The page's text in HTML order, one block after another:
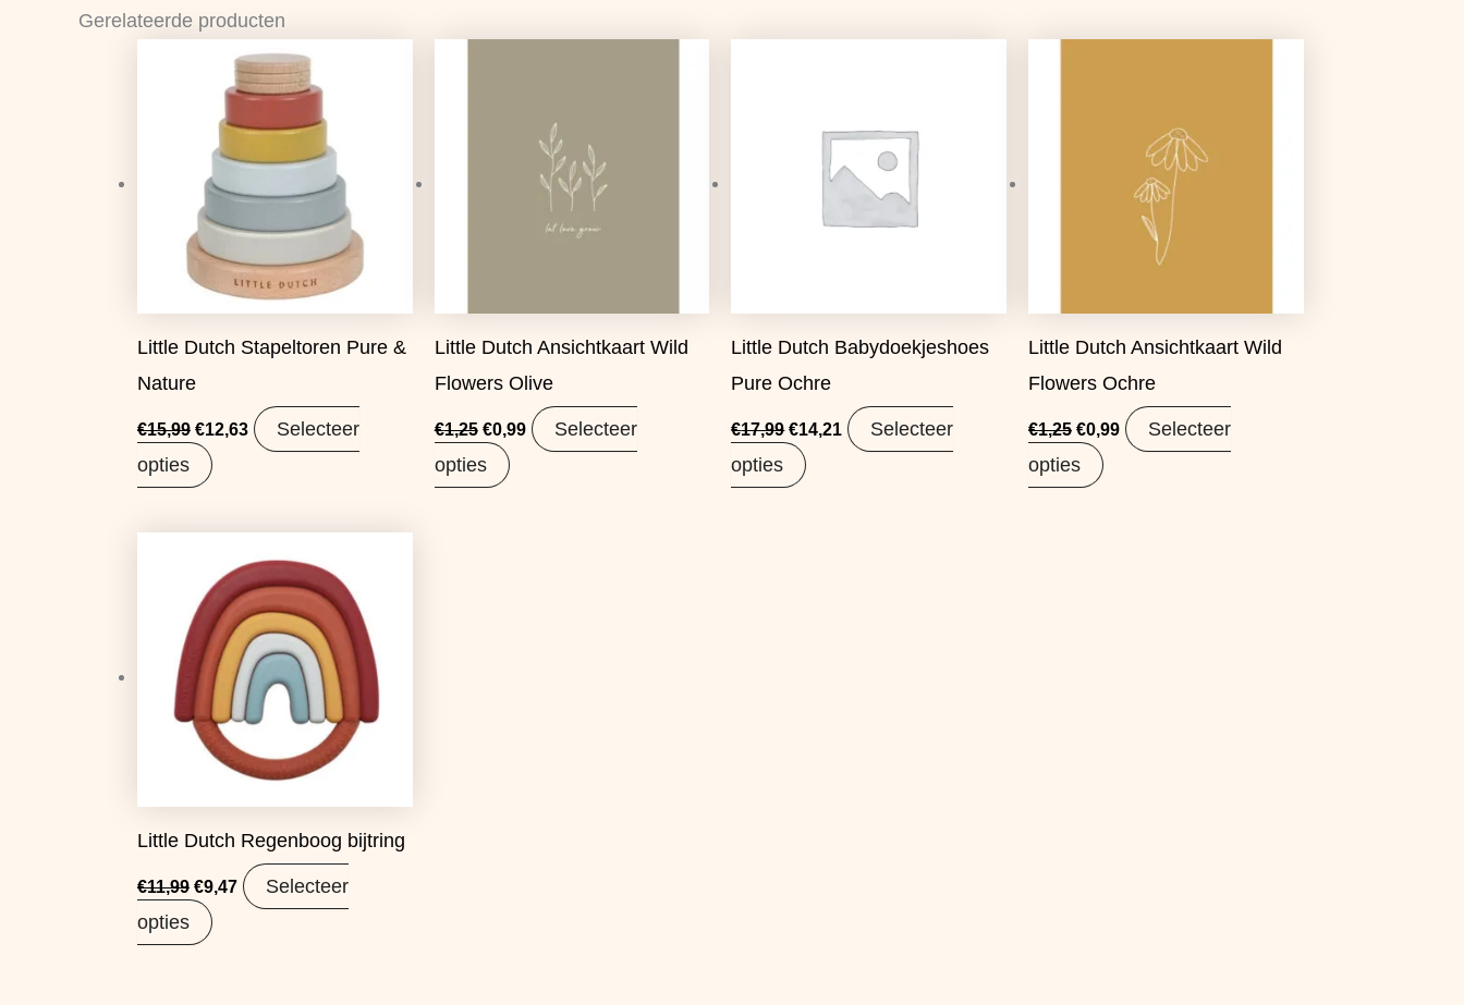
Gerelateerde producten
Little Dutch Stapeltoren Pure &
Nature
€15,99
was:
€15,99.
€12,63
prijs
is:
Selecteer
opties
Little Dutch Ansichtkaart Wild
Flowers Olive
€1,25 €0,99
Selecteer
opties
Little Dutch Babydoekjeshoes
Pure Ochre
€17,99 €14,21
Selecteer
opties
Little Dutch Ansichtkaart Wild
Flowers Ochre
€1,25 €0,99
Selecteer
opties
Little Dutch Regenboog bijtring
€11,99
was:
€11,99.
€9,47
prijs
is:
€9,47.
Selecteer
opties